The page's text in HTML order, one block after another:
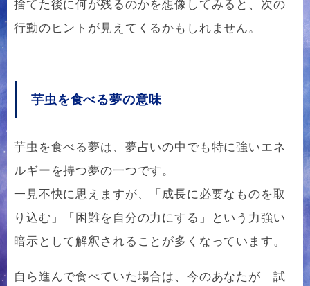
捨てた後に何が残るのかを想像してみると、次の
行動のヒントが見えてくるかもしれません。
芋虫を食べる夢の意味
芋虫を食べる夢は、夢占いの中でも特に強いエネ
ルギーを持つ夢の一つです。
一見不快に思えますが、「成長に必要なものを取
り込む」「困難を自分の力にする」という力強い
暗示として解釈されることが多くなっています。
自ら進んで食べていた場合は、今のあなたが「試